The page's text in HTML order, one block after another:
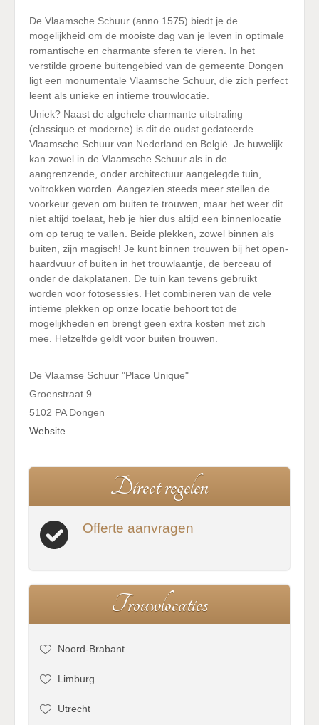
De Vlaamsche Schuur (anno 1575) biedt je de
mogelijkheid om de mooiste dag van je leven in optimale
romantische en charmante sferen te vieren. In het
verstilde groene buitengebied van de gemeente Dongen
ligt een monumentale Vlaamsche Schuur, die zich perfect
leent als unieke en intieme trouwlocatie.
Uniek? Naast de algehele charmante uitstraling
(classique et moderne) is dit de oudst gedateerde
Vlaamsche Schuur van Nederland en België. Je huwelijk
kan zowel in de Vlaamsche Schuur als in de
aangrenzende, onder architectuur aangelegde tuin,
voltrokken worden. Aangezien steeds meer stellen de
voorkeur geven om buiten te trouwen, maar het weer dit
niet altijd toelaat, heb je hier dus altijd een binnenlocatie
om op terug te vallen. Beide plekken, zowel binnen als
buiten, zijn magisch! Je kunt binnen trouwen bij het open-
haardvuur of buiten in het trouwlaantje, de berceau of
onder de dakplatanen. De tuin kan tevens gebruikt
worden voor fotosessies. Het combineren van de vele
intieme plekken op onze locatie behoort tot de
mogelijkheden en brengt geen extra kosten met zich
mee. Hetzelfde geldt voor buiten trouwen.
De Vlaamse Schuur "Place Unique"
Groenstraat 9
5102 PA Dongen
Website
Directregelen
Offerte aanvragen
Trouwlocaties
Noord-Brabant
Limburg
Utrecht